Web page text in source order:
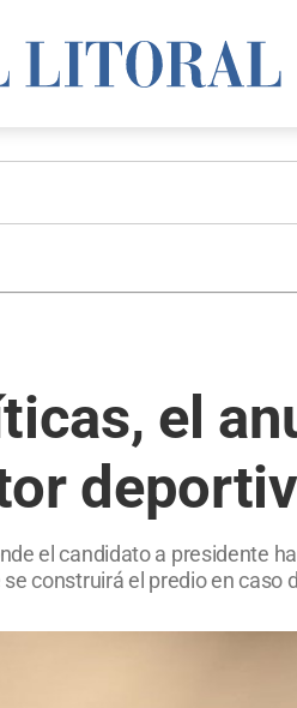
el
el candidato a presidente
construirá el predio en caso